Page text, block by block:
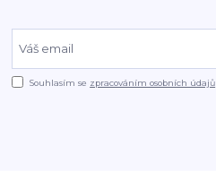
Souhlasím se zpracováním osobních údajů